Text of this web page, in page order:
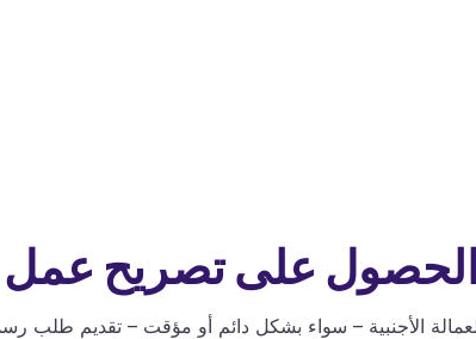
الحصول على تصريح عمل
الأجنبية – سواء بشكل دائم أو مؤقت – تقديم